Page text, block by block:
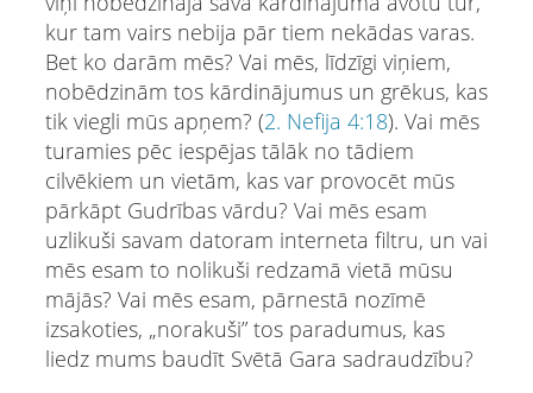
kur tam vairs nebija pār tiem nekādas varas.
Bet ko darām mēs? Vai mēs, līdzīgi viņiem,
nobēdzinām tos kārdinājumus un grēkus, kas
tik viegli mūs apņem? (2. Nefija 4:18). Vai mēs
turamies pēc iespējas tālāk no tādiem
cilvēkiem un vietām, kas var provocēt mūs
pārkāpt Gudrības vārdu? Vai mēs esam
uzlikuši savam datoram interneta filtru, un vai
mēs esam to nolikuši redzamā vietā mūsu
mājās? Vai mēs esam, pārnestā nozīmē
izsakoties, „norakuši” tos paradumus, kas
liedz mums baudīt Svētā Gara sadraudzību?